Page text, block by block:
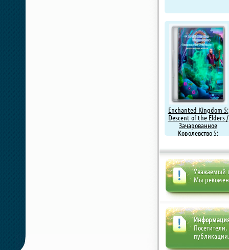
Enchanted Kingdom 5:
Descent of the Elders /
Зачарованное
Королевство 5:
Старейшин (2019) PC |
Пиратка
Уважаемый
Мы
публикации.